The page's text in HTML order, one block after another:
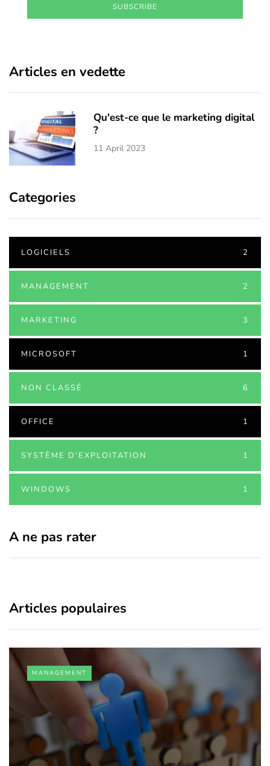
SUBSCRIBE
Articles en vedette
Qu'est-ce que le marketing digital
?
11 April 2023
Categories
LOGICIELS 2
MANAGEMENT 2
MARKETING 3
MICROSOFT 1
NON CLASSÉ 6
OFFICE 1
SYSTÈME D'EXPLOITATION 1
WINDOWS 1
A ne pas rater
Articles populaires
MANAGEMENT